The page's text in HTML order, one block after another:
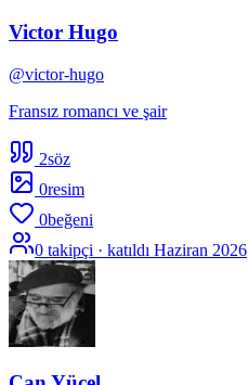
Victor Hugo
@victor-hugo
Fransız romancı ve şair
2söz
0resim
0beğeni
0 takipçi · katıldı Haziran 2026